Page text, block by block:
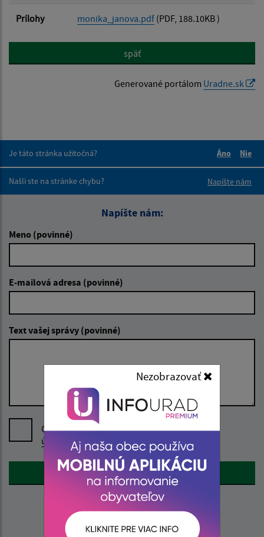
Nezobrazovať
Prílohy monika_janova.pdf (PDF, 188.10KB )
späť
Generované portálom Uradne.sk
Je táto stránka užitočná?
Áno
Nie
Našli ste na stránke chybu?
Napíšte nám
Napíšte nám:
Meno (povinné)
E-mailová adresa (povinné)
Text vašej správy (povinné)
Oboznámil som sa sospracúvaním osobných
údajov
Google reCaptcha ResponseOdoslať správu
Úradné hodiny: